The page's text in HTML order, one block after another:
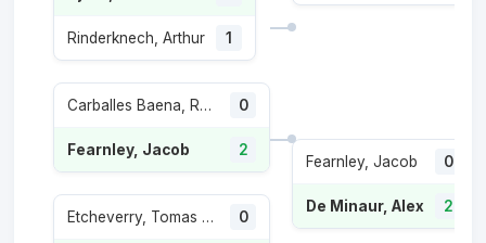
Rinderknech, Arthur 1
Carballes Baena, Roberto 0
Fearnley, Jacob 2
Etcheverry, Tomas Martin 0
Fearnley, Jacob 0
De Minaur, Alex 2